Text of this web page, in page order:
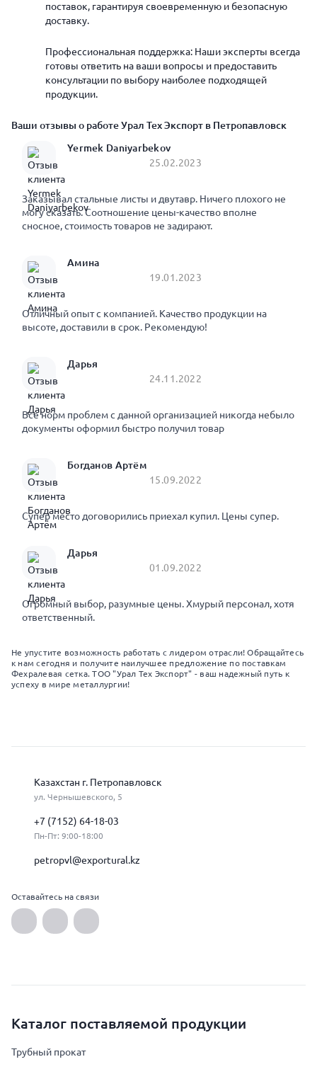
поставок, гарантируя своевременную и безопасную
доставку.
Профессиональная поддержка: Наши эксперты всегда
готовы ответить на ваши вопросы и предоставить
консультации по выбору наиболее подходящей
продукции.
Ваши отзывы о работе Урал Тех Экспорт в Петропавловск
Yermek Daniyarbekov
25.02.2023
Заказывал стальные листы и двутавр. Ничего плохого не
могу сказать. Соотношение цены-качество вполне
сносное, стоимость товаров не задирают.
Амина
19.01.2023
Отличный опыт с компанией. Качество продукции на
высоте, доставили в срок. Рекомендую!
Дарья
24.11.2022
Все норм проблем с данной организацией никогда небыло
документы оформил быстро получил товар
Богданов Артём
15.09.2022
Супер место договорились приехал купил. Цены супер.
Дарья
01.09.2022
Огромный выбор, разумные цены. Хмурый персонал, хотя
ответственный.
Не упустите возможность работать с лидером отрасли! Обращайтесь
к нам сегодня и получите наилучшее предложение по поставкам
Фехралевая сетка. ТОО "Урал Тех Экспорт" - ваш надежный путь к
успеху в мире металлургии!
Казахстан г. Петропавловск
ул. Чернышевского, 5
+7 (7152) 64-18-03
Пн-Пт: 9:00-18:00
petropvl@exportural.kz
Оставайтесь на связи
Каталог поставляемой продукции
Трубный прокат